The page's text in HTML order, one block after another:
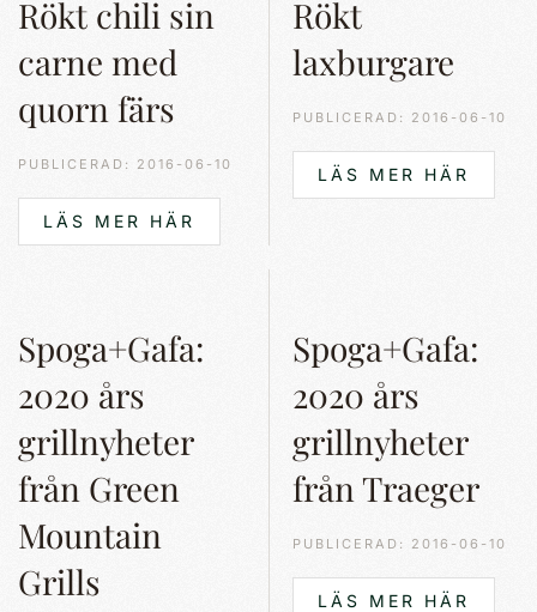
Rökt chili sin
carne med
quorn färs
PUBLICERAD: 2016-06-10
LÄS MER HÄR
Rökt
laxburgare
PUBLICERAD: 2016-06-10
LÄS MER HÄR
Spoga+Gafa:
2020 års
grillnyheter
från Green
Mountain
Grills
Spoga+Gafa:
2020 års
grillnyheter
från Traeger
PUBLICERAD: 2016-06-10
LÄS MER HÄR